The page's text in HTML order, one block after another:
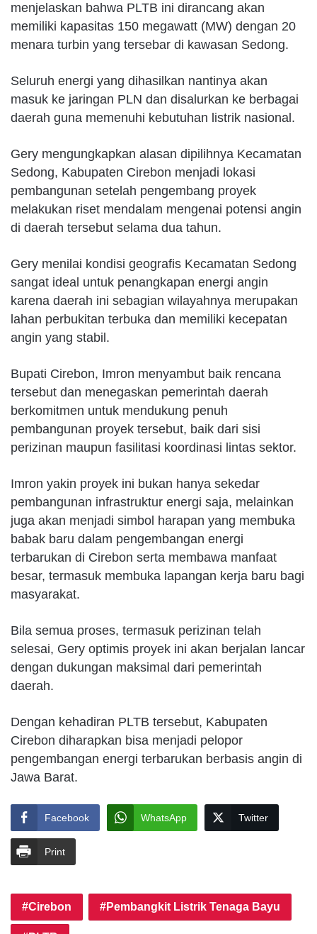
menjelaskan bahwa PLTB ini dirancang akan
memiliki kapasitas 150 megawatt (MW) dengan 20
menara turbin yang tersebar di kawasan Sedong.
Seluruh energi yang dihasilkan nantinya akan
masuk ke jaringan PLN dan disalurkan ke berbagai
daerah guna memenuhi kebutuhan listrik nasional.
Gery mengungkapkan alasan dipilihnya Kecamatan
Sedong, Kabupaten Cirebon menjadi lokasi
pembangunan setelah pengembang proyek
melakukan riset mendalam mengenai potensi angin
di daerah tersebut selama dua tahun.
Gery menilai kondisi geografis Kecamatan Sedong
sangat ideal untuk penangkapan energi angin
karena daerah ini sebagian wilayahnya merupakan
lahan perbukitan terbuka dan memiliki kecepatan
angin yang stabil.
Bupati Cirebon, Imron menyambut baik rencana
tersebut dan menegaskan pemerintah daerah
berkomitmen untuk mendukung penuh
pembangunan proyek tersebut, baik dari sisi
perizinan maupun fasilitasi koordinasi lintas sektor.
Imron yakin proyek ini bukan hanya sekedar
pembangunan infrastruktur energi saja, melainkan
juga akan menjadi simbol harapan yang membuka
babak baru dalam pengembangan energi
terbarukan di Cirebon serta membawa manfaat
besar, termasuk membuka lapangan kerja baru bagi
masyarakat.
Bila semua proses, termasuk perizinan telah
selesai, Gery optimis proyek ini akan berjalan lancar
dengan dukungan maksimal dari pemerintah
daerah.
Dengan kehadiran PLTB tersebut, Kabupaten
Cirebon diharapkan bisa menjadi pelopor
pengembangan energi terbarukan berbasis angin di
Jawa Barat.
Facebook WhatsApp Twitter
Print
Cirebon Pembangkit Listrik Tenaga Bayu